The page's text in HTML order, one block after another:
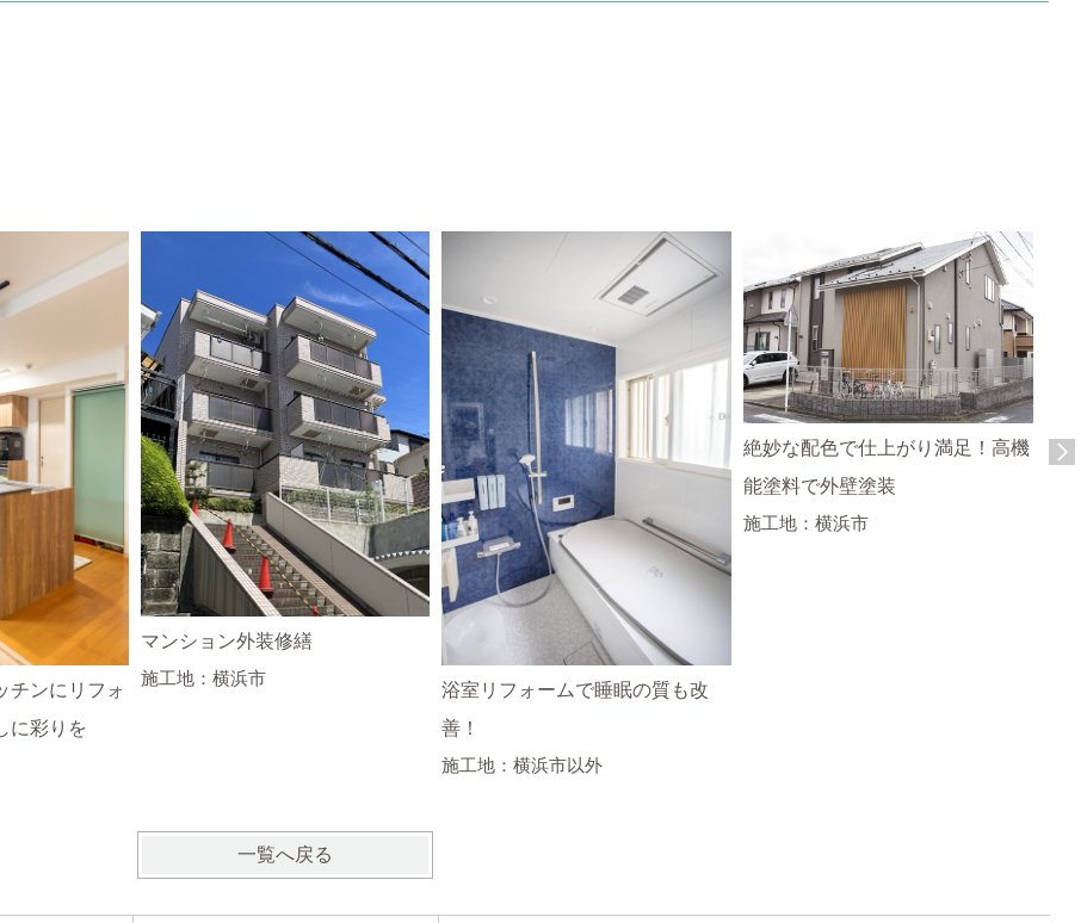
チンにリフォ
に彩りを
マンション外装修繕
施工地：横浜市
浴室リフォームで睡眠の質も改
善！
施工地：横浜市以外
絶妙な配色で仕上がり満足！高機
能塗料で外壁塗装
施工地：横浜市
一覧へ戻る